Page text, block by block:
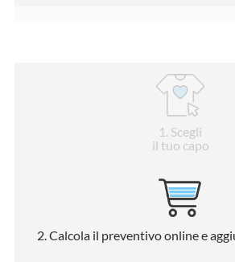
1 . Scegli
il tuo capo
2 . Calcola il preventivo online e